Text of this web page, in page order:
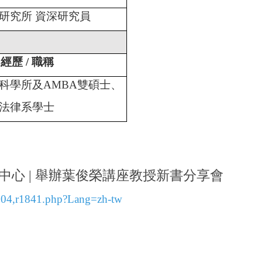
究所 資深研究員
經歷 / 職稱
學所及AMBA雙碩士、
律系學士
心 | 舉辦葉俊榮講座教授新書分享會
tw